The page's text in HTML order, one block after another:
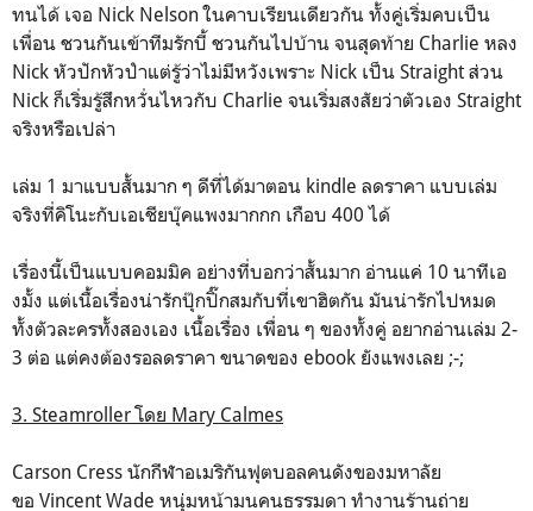
ทนได้ เจอ Nick Nelson ในคาบเรียนเดียวกัน ทั้งคู่เริ่มคบเป็น
เพื่อน ชวนกันเข้าทีมรักบี้ ชวนกันไปบ้าน จนสุดท้าย Charlie หลง
Nick หัวปักหัวปำแต่รู้ว่าไม่มีหวังเพราะ Nick เป็น Straight ส่วน
Nick ก็เริ่มรู้สึกหวั่นไหวกับ Charlie จนเริ่มสงสัยว่าตัวเอง Straight
จริงหรือเปล่า
เล่ม 1 มาแบบสั้นมาก ๆ ดีที่ได้มาตอน kindle ลดราคา แบบเล่ม
จริงที่คิโนะกับเอเชียบุ๊คแพงมากกก เกือบ 400 ได้
เรื่องนี้เป็นแบบคอมมิค อย่างที่บอกว่าสั้นมาก อ่านแค่ 10 นาทีเอ
งมั้ง แต่เนื้อเรื่องน่ารักปุ๊กปิ๊กสมกับที่เขาฮิตกัน มันน่ารักไปหมด
ทั้งตัวละครทั้งสองเอง เนื้อเรื่อง เพื่อน ๆ ของทั้งคู่ อยากอ่านเล่ม 2-
3 ต่อ แต่คงต้องรอลดราคา ขนาดของ ebook ยังแพงเลย ;-;
3. Steamroller โดย Mary Calmes
Carson Cress นักกีฬาอเมริกันฟุตบอลคนดังของมหาลัย
ขอ Vincent Wade หนุ่มหน้ามนคนธรรมดา ทำงานร้านถ่าย